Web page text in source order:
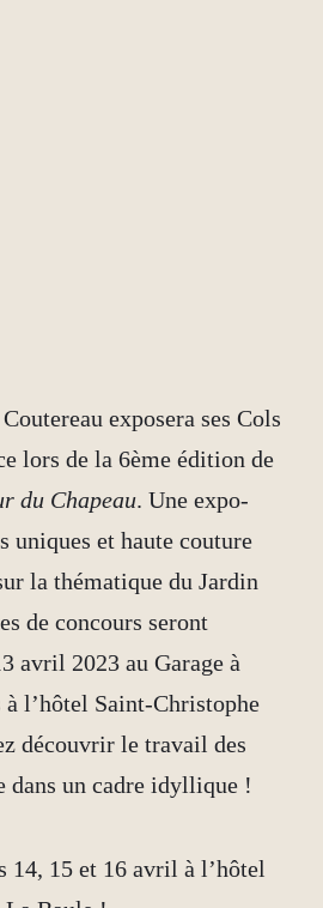
exposera ses Cols
lors de la 6ème édition de
du Chapeau. Une expo-
uniques et haute couture
la thématique du Jardin
de concours seront
avril 2023 au Garage à
l’hôtel Saint-Christophe
découvrir le travail des
dans un cadre idyllique !
14, 15 et 16 avril à l’hôtel